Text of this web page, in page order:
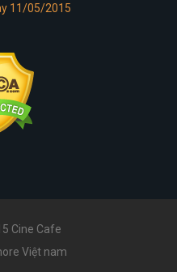
11/05/2015
Cine Cafe
Việt nam